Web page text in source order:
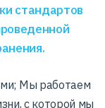
стандартов
Мы работаем
с которой мы